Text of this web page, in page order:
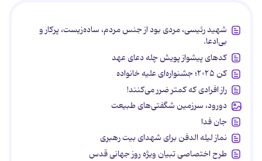
شهید رئیسی، مردی بود از جنس مردم، ساده‌زیست، پرکار و
بی‌ادعا.
کدهای پیشواز پویش چله دعای عهد
کن ۲۰۲۵؛ جشنواره‌ای علیه خانواده
راز افرادی که کمتر ضرر می‌کنند!
دورود، سرزمین شگفتی‌های طبیعت
جان فدا
نماز لیله الدفن برای شهدای بیت رهبری
طرح اختصاصی تبیان ویژه روز جهانی قدس